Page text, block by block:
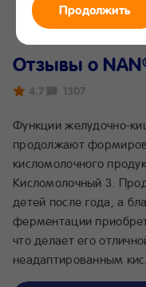
Отзывы о NAN
4.7 1307
Функции желудочно-
продолжают
кисломолочного
Кисломолочный 3.
детей после года, а
ферментации
что делает его
неадаптированным
Продолжить